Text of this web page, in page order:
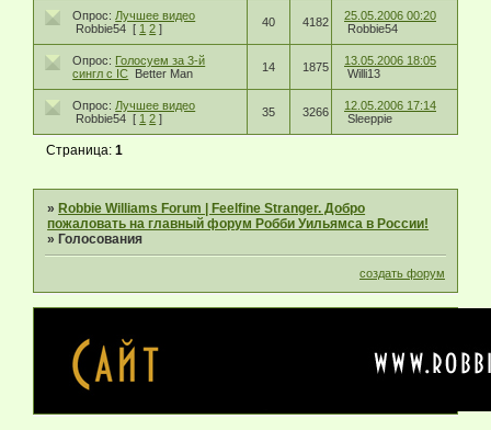
Опрос: Лучшее видео
Robbie54 [ 1 2 ] 40 4182
25.05.2006 00:20
Robbie54
Опрос: Голосуем за 3-й
сингл с IC Better Man 14 1875
13.05.2006 18:05
Willi13
Опрос: Лучшее видео
Robbie54 [ 1 2 ] 35 3266
12.05.2006 17:14
Sleeppie
Страница:1
»Robbie Williams Forum | Feelfine Stranger. Добро
пожаловать на главный форум Робби Уильямса в России!
»Голосования
создать форум